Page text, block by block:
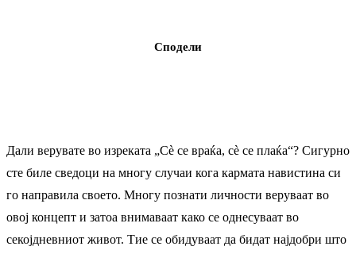
Сподели
Дали верувате во изреката „Сѐ се враќа, сѐ се плаќа“? Сигурно
сте биле сведоци на многу случаи кога кармата навистина си
го направила своето. Многу познати личности веруваат во
овој концепт и затоа внимаваат како се однесуваат во
секојдневниот живот. Тие се обидуваат да бидат најдобри што